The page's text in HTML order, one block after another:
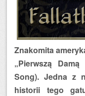
Znakomita
„Pierwszą
Song). Jedna z
historii tego